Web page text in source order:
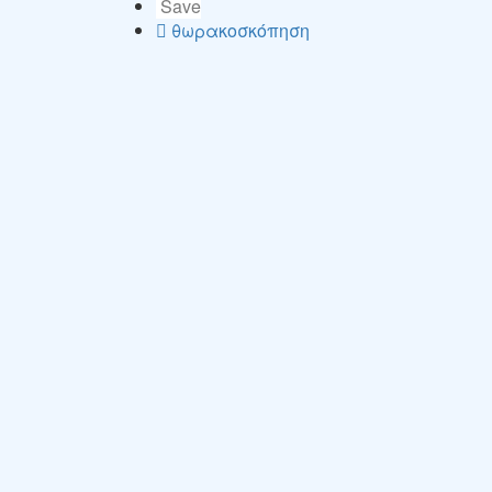
Save
θωρακοσκόπηση